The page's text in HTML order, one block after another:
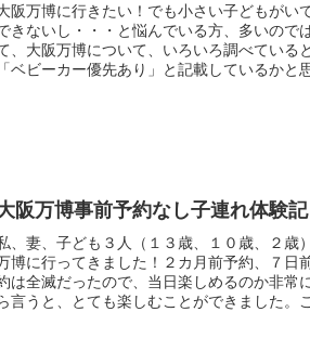
阪万博に行きたい！でも小さい子どもがい
きないし・・・と悩んでいる方、多いので
、大阪万博について、いろいろ調べている
「ベビーカー優先あり」と記載しているかと
阪万博事前予約なし子連れ体験記
、妻、子ども３人（１３歳、１０歳、２歳
博に行ってきました！２カ月前予約、７日
は全滅だったので、当日楽しめるのか非常
言うと、とても楽しむことができました。